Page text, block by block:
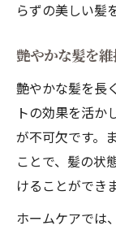
らずの美しい髪
艶やかな髪を
艶やかな髪を長
トの効果を活か
が不可欠です。
ことで、髪の状
けることができ
ホームケアでは